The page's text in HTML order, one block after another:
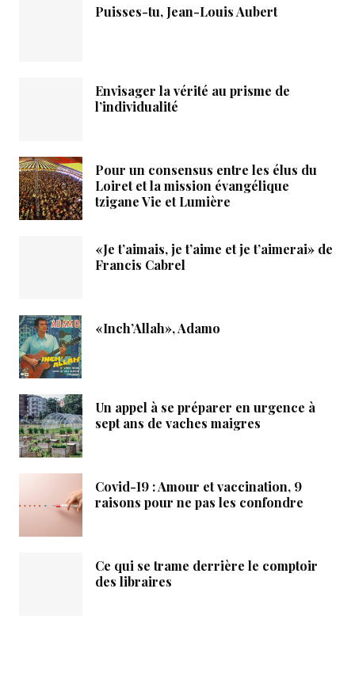
Puisses-tu, Jean-Louis Aubert
Envisager la vérité au prisme de
l’individualité
Pour un consensus entre les élus du
Loiret et la mission évangélique
tzigane Vie et Lumière
«Je t’aimais, je t’aime et je t’aimerai» de
Francis Cabrel
«Inch’Allah», Adamo
Un appel à se préparer en urgence à
sept ans de vaches maigres
Covid-19 : Amour et vaccination, 9
raisons pour ne pas les confondre
Ce qui se trame derrière le comptoir
des libraires